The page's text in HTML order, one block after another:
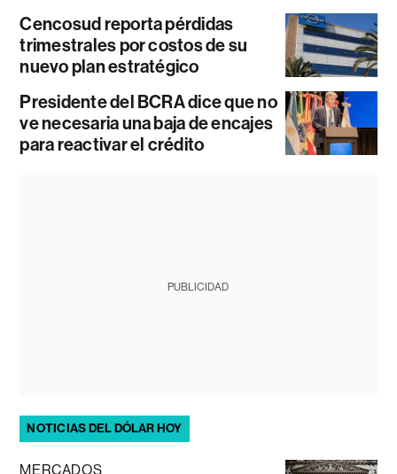
Cencosud reporta pérdidas
trimestrales por costos de su
nuevo plan estratégico
Presidente del BCRA dice que no
ve necesaria una baja de encajes
para reactivar el crédito
PUBLICIDAD
NOTICIAS DEL DÓLAR HOY
MERCADOS